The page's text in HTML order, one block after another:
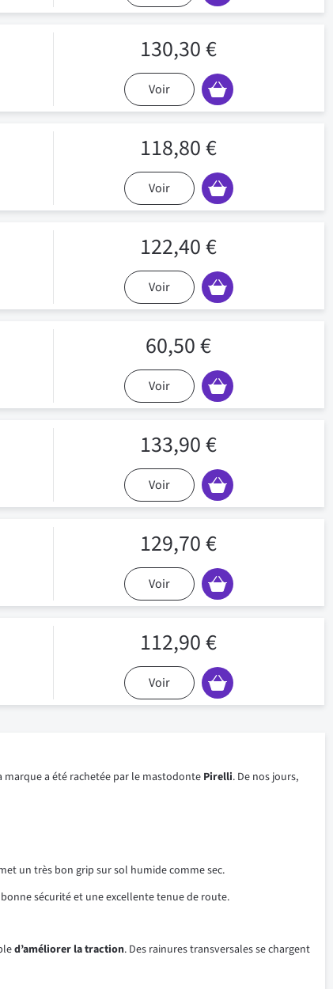
130,30 €
Voir
118,80 €
Voir
122,40 €
Voir
60,50 €
Voir
133,90 €
Voir
129,70 €
Voir
112,90 €
Voir
marque a été rachetée par le mastodonte Pirelli. De nos jours,
un très bon grip sur sol humide comme sec.
sécurité et une excellente tenue de route.
d’améliorer la traction. Des rainures transversales se chargent